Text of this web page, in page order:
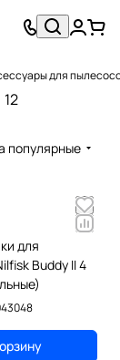
для
12
популярные
для
Buddy II 4